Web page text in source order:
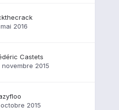
2016
Castets
novembre 2015
octobre 2015